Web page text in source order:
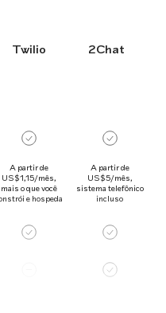
Twilio 2Chat
A partir de
US$1,15/mês,
mais o que você
e hospeda
A partir de
US$5/mês,
sistema telefônico
incluso